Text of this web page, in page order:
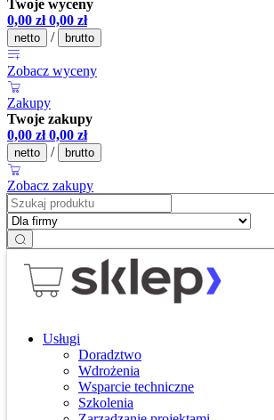
Twoje wyceny
0,00 zł 0,00 zł
netto / brutto
Zobacz wyceny
Zakupy
Twoje zakupy
0,00 zł 0,00 zł
netto / brutto
Zobacz zakupy
Usługi
Doradztwo
Wdrożenia
Wsparcie techniczne
Szkolenia